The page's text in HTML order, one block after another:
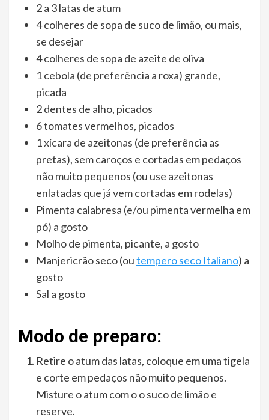
2 a 3 latas de atum
4 colheres de sopa de suco de limão, ou mais,
se desejar
4 colheres de sopa de azeite de oliva
1 cebola (de preferência a roxa) grande,
picada
2 dentes de alho, picados
6 tomates vermelhos, picados
1 xícara de azeitonas (de preferência as
pretas), sem caroços e cortadas em pedaços
não muito pequenos (ou use azeitonas
enlatadas que já vem cortadas em rodelas)
Pimenta calabresa (e/ou pimenta vermelha em
pó) a gosto
Molho de pimenta, picante, a gosto
Manjericrão seco (outempero seco Italiano) a
gosto
Sal a gosto
Modo de preparo:
Retire o atum das latas, coloque em uma tigela
e corte em pedaços não muito pequenos.
Misture o atum com o o suco de limão e
reserve.